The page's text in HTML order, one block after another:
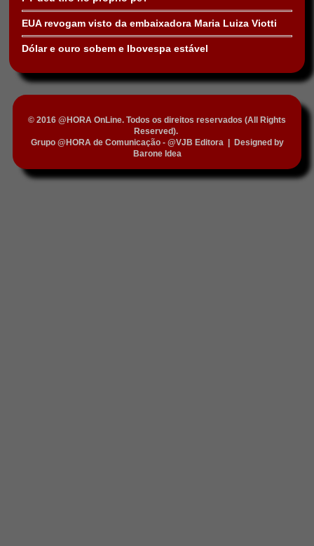
EUA revogam visto da embaixadora Maria Luiza Viotti
Dólar e ouro sobem e Ibovespa estável
© 2016 @HORA OnLine. Todos os direitos reservados (All Rights
Reserved).
Grupo @HORA de Comunicação - @VJB Editora|
Designed by
Barone Idea